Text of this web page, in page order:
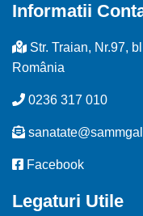
Informatii
Str. Traian, Nr.97,
România
0236 317 010
Facebook
Legaturi Utile